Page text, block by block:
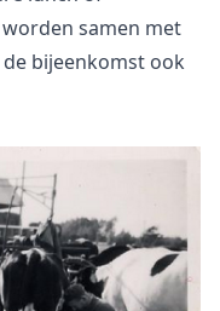
samen met
bijeenkomst ook